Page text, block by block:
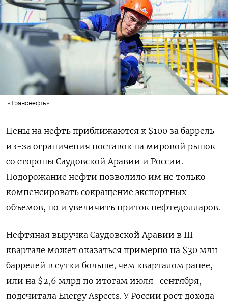
«Транснефть»
Цены на нефть приближаются к $100 за баррель
из-за ограничения поставок на мировой рынок
со стороны Саудовской Аравии и России.
Подорожание нефти позволило им не только
компенсировать сокращение экспортных
объемов, но и увеличить приток нефтедолларов.
Нефтяная выручка Саудовской Аравии в III
квартале может оказаться примерно на $30 млн
баррелей в сутки больше, чем кварталом ранее,
или на $2,6 млрд по итогам июля–сентября,
подсчитала Energy Aspects. У России рост дохода